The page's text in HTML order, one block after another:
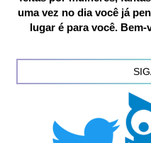
uma vez no dia você já
lugar é para você.